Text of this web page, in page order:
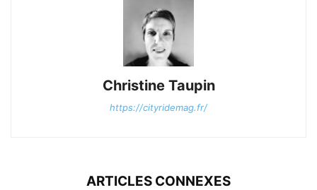
Christine Taupin
https://cityridemag.fr/
ARTICLES CONNEXES